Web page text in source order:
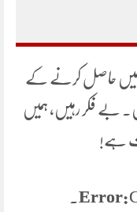
میں حاصل کرنے کے
بے فکر رہیں، ہمیں
ہے!
Error: